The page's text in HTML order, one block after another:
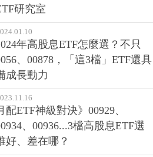
研究室
年高股息ETF怎麼選？不只
、00878，「這3檔」ETF還具
成長動力
配ETF神級對決》00929、
、00936...3檔高股息ETF選
好、差在哪？